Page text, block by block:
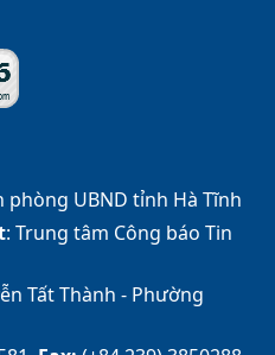
phòng UBND tỉnh Hà Tĩnh
: Trung tâm Công báo Tin
Tất Thành - Phường